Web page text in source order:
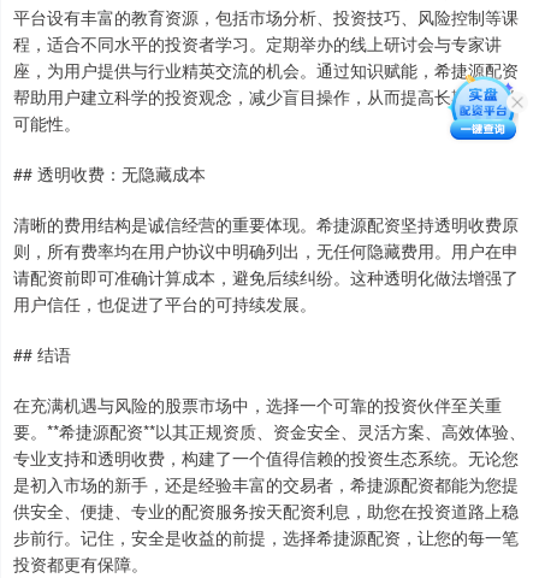
平台设有丰富的教育资源，包括市场分析、投资技巧、风险控制等课
程，适合不同水平的投资者学习。定期举办的线上研讨会与专家讲
座，为用户提供与行业精英交流的机会。通过知识赋能，希捷源配资
帮助用户建立科学的投资观念，减少盲目操作，从而提高长期盈利的
可能性。
## 透明收费：无隐藏成本
清晰的费用结构是诚信经营的重要体现。希捷源配资坚持透明收费原
则，所有费率均在用户协议中明确列出，无任何隐藏费用。用户在申
请配资前即可准确计算成本，避免后续纠纷。这种透明化做法增强了
用户信任，也促进了平台的可持续发展。
## 结语
在充满机遇与风险的股票市场中，选择一个可靠的投资伙伴至关重
要。**希捷源配资**以其正规资质、资金安全、灵活方案、高效体验、
专业支持和透明收费，构建了一个值得信赖的投资生态系统。无论您
是初入市场的新手，还是经验丰富的交易者，希捷源配资都能为您提
供安全、便捷、专业的配资服务按天配资利息，助您在投资道路上稳
步前行。记住，安全是收益的前提，选择希捷源配资，让您的每一笔
投资都更有保障。